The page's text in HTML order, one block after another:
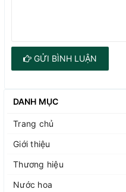
GỬI BÌNH LUẬN
DANH MỤC
Trang chủ
Giới thiệu
Thương hiệu
Nước hoa